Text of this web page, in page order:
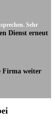
Sehr
Dienst erneut
Firma weiter